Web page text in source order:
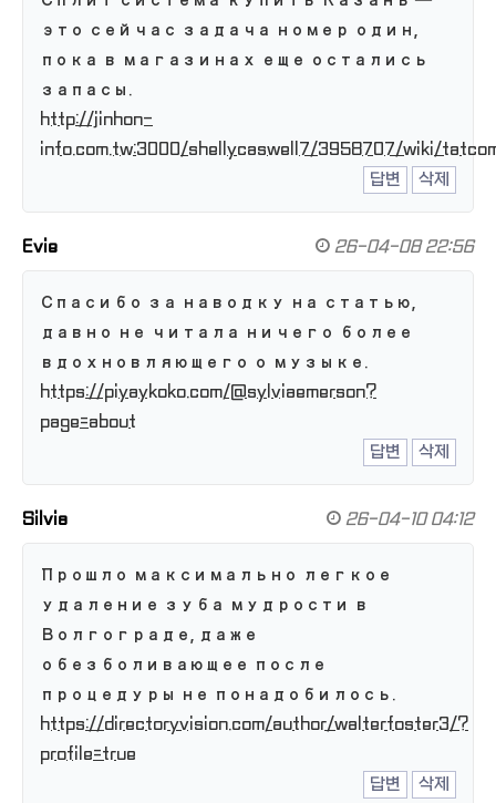
это сейчас задача номер один,
пока в магазинах еще остались
запасы.
http://jinhon-
info.com.tw:3000/shellycaswell7/3958707/wiki/
답변
삭제
Evie 26-04-08 22:56
Спасибо за наводку на статью,
давно не читала ничего более
вдохновляющего о музыке.
https://piyaykoko.com/@sylviaemerson?
page=about
답변
삭제
Silvia 26-04-10 04:12
Прошло максимально легкое
удаление зуба мудрости в
Волгограде, даже
обезболивающее после
процедуры не понадобилось.
https://directoryvision.com/author/walterfoster3/?
profile=true
답변
삭제